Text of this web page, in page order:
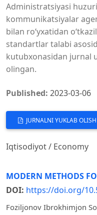
Administratsiyasi
kommunikatsiyalar
bilan ro‘yxatidan
standartlar talabi
kutubxonasidan jurnal
olingan.
Published: 2023-03-06
JURNALNI YUKLAB OLISH
Iqtisodiyot / Economy
MODERN METHODS
DOI: https://doi.org/
Foziljonov Ibrokhimjon